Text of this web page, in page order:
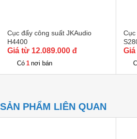
Cục đẩy công suất JKAudio
H4400
Giá từ 12.089.000 đ
Có 1 nơi bán
Cục
SẢN PHẨM LIÊN QUAN